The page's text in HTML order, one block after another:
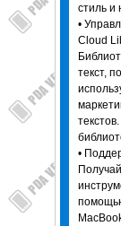
стиль и
•
Cloud
текст,
•